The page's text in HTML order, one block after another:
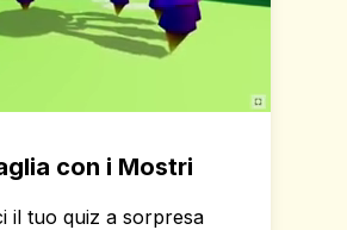
con i Mostri
il tuo quiz a sorpresa